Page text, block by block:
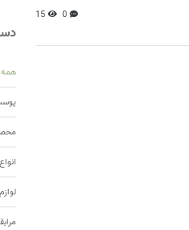
0
15
همه